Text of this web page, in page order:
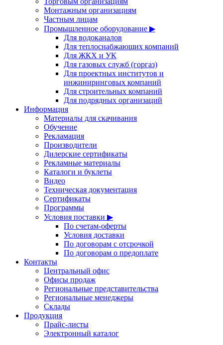
Монтажным организациям
Частным лицам
Промышленное оборудование ▶
Для водоканалов
Для теплоснабжающих компаний
Для ЖКХ и УК
Для газовых служб (горгаз)
Для проектных институтов и
инжиниринговых компаний
Для строительных компаний
Для подрядных организаций
Информация
Материалы для скачивания
Обучение
Рекламация
Производители
Дилерские сертификаты
Рекламные материалы
Каталоги и буклеты
Видео
Техническая документация
Сертификаты
Программы
Условия поставки ▶
По счетам-оферты
Условия доставки
По договорам с отсрочкой
По договорам о предоплате
Контакты
Центральный офис
Офисы продаж
Региональные представительства
Региональные менеджеры
Склады
Продукция
Прайс-листы
Электронный каталог